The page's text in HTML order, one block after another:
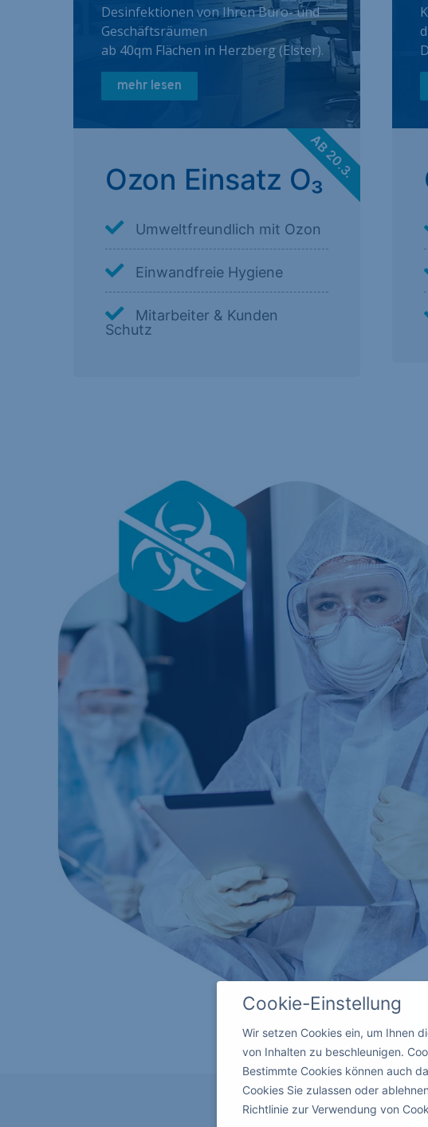
Desinfektionen von Ihren Büro- und
Geschäftsräumen
ab 40qm Flächen in Herzberg (Elster).
mehr lesen
Ozon Einsatz O₃
Umweltfreundlich mit Ozon
Einwandfreie Hygiene
Mitarbeiter & Kunden
Schutz
AB 20.3.
Cookie-Einstellung
Wir setzen Cookies ein, um Ihnen
von Inhalten zu beschleunigen.
Bestimmte Cookies können auch
Cookies Sie zulassen oder
Richtlinie zur Verwendung von